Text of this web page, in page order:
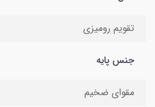
تقویم رومیزی
جنس پایه
مقوای ضخیم